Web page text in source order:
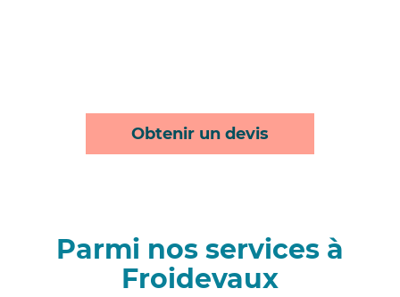
Obtenir un devis
Parmi nos services à
Froidevaux